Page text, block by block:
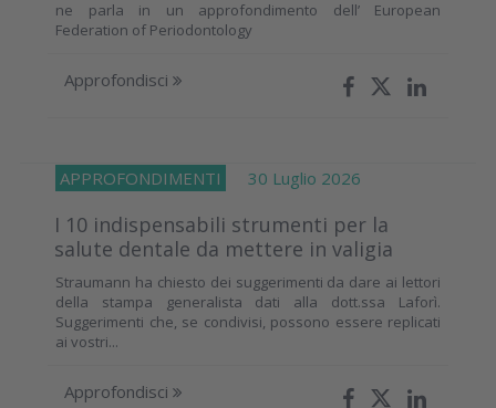
ne parla in un approfondimento dell’ European
Federation of Periodontology
Approfondisci
APPROFONDIMENTI 30 Luglio 2026
I 10 indispensabili strumenti per la
salute dentale da mettere in valigia
Straumann ha chiesto dei suggerimenti da dare ai lettori
della stampa generalista dati alla dott.ssa Laforì.
Suggerimenti che, se condivisi, possono essere replicati
ai vostri...
Approfondisci